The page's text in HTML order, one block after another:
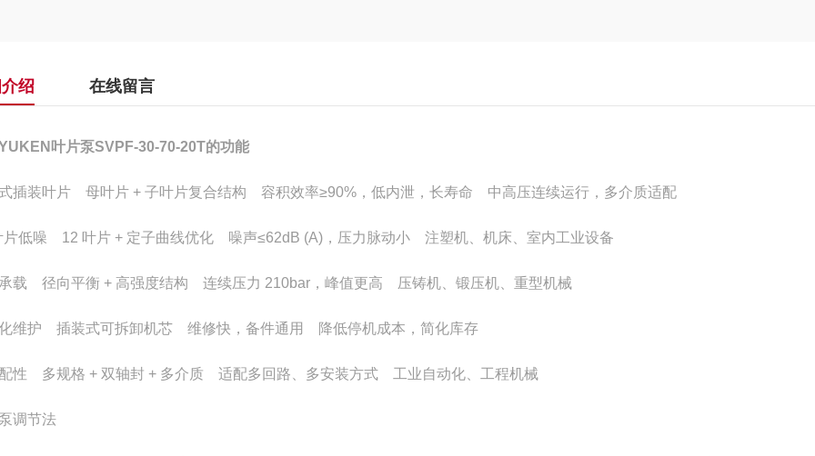
绍 在线留言
叶片泵SVPF-30-70-20T的功能
插装叶片 母叶片 + 子叶片复合结构 容积效率≥90%，低内泄，长寿命 中高压连续运行，多介质适配
片低噪 12 叶片 + 定子曲线优化 噪声≤62dB (A)，压力脉动小 注塑机、机床、室内工业设备
载 径向平衡 + 高强度结构 连续压力 210bar，峰值更高 压铸机、锻压机、重型机械
维护 插装式可拆卸机芯 维修快，备件通用 降低停机成本，简化库存
性 多规格 + 双轴封 + 多介质 适配多回路、多安装方式 工业自动化、工程机械
调节法